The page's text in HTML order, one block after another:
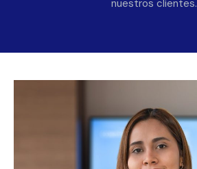
nuestros clientes.